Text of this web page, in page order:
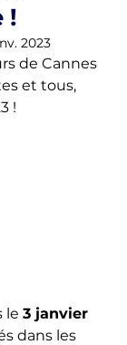
!
2023
de Cannes
et tous,
!
le 3 janvier
dans les